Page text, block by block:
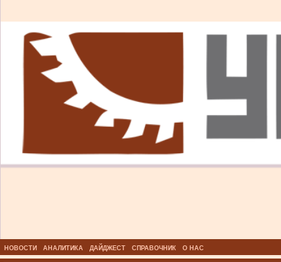
НОВОСТИ АНАЛИТИКА ДАЙДЖЕСТ СПРАВОЧНИК О НАС